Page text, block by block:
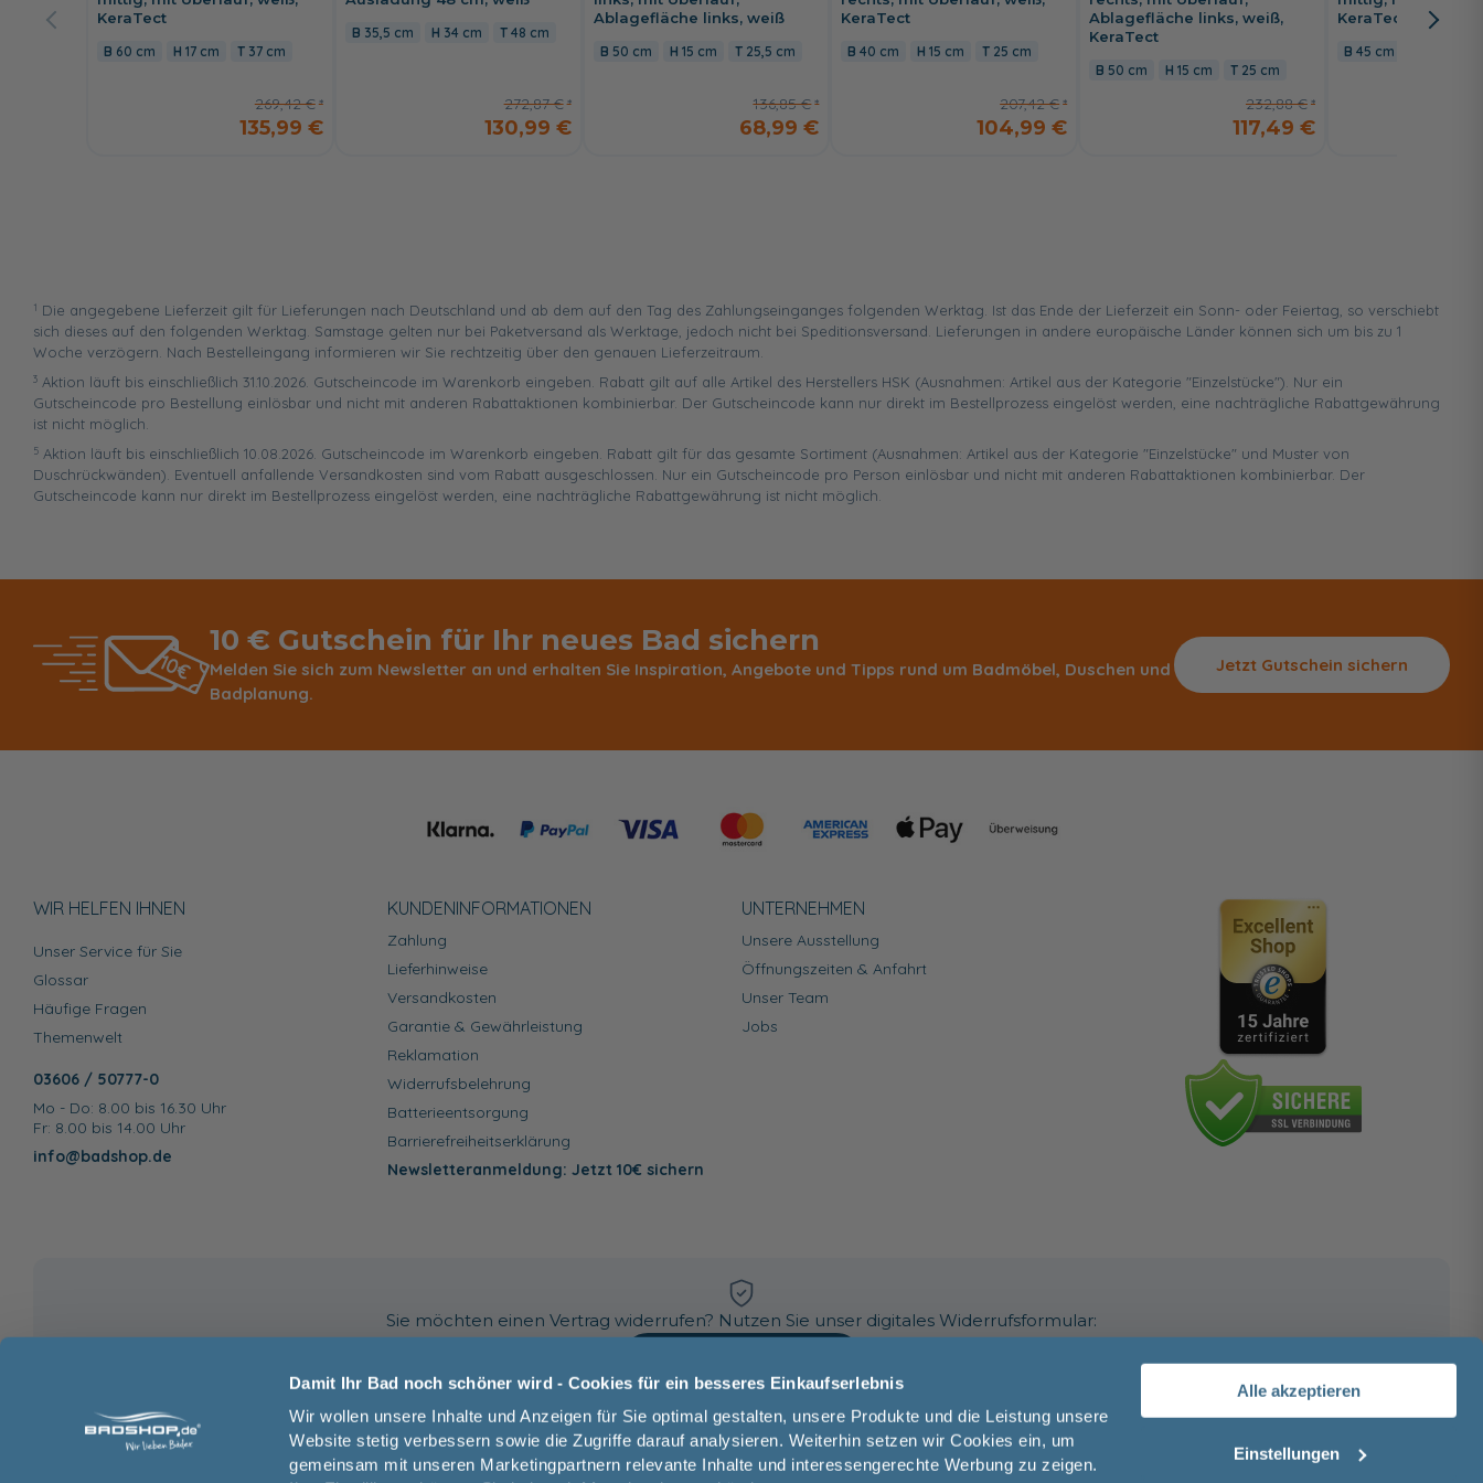
Damit Ihr Bad noch schöner wird - Cookies für ein besseres Einkaufserlebnis
Wir wollen unsere Inhalte und Anzeigen für Sie optimal gestalten, unsere Produkte und die Leistung unsere
Website stetig verbessern sowie die Zugriffe darauf analysieren. Weiterhin setzen wir Cookies ein, um
gemeinsam mit unseren Marketingpartnern relevante Inhalte und interessengerechte Werbung zu zeigen.
Alle akzeptieren
Einstellungen
KeraTect
60 cm 17 cm 37 cm
269,42 €
135,99 €
35,5 cm 34 cm 48 cm
272,87 €
130,99 €
Ablagefläche links, weiß
50 cm 15 cm 25,5 cm
136,85 €
68,99 €
KeraTect
40 cm 15 cm 25 cm
207,42 €
104,99 €
Ablagefläche links, weiß,
KeraTect
50 cm 15 cm 25 cm
232,88 €
117,49 €
KeraTect
45 cm
1 Die angegebene Lieferzeit gilt für Lieferungen nach Deutschland und ab dem auf den Tag des Zahlungseinganges folgenden Werktag. Ist das Ende der Lieferzeit ein Sonn- oder Feiertag, so verschiebt
sich dieses auf den folgenden Werktag. Samstage gelten nur bei Paketversand als Werktage, jedoch nicht bei Speditionsversand. Lieferungen in andere europäische Länder können sich um bis zu 1
Woche verzögern. Nach Bestelleingang informieren wir Sie rechtzeitig über den genauen Lieferzeitraum.
3 Aktion läuft bis einschließlich 31.10.2026. Gutscheincode im Warenkorb eingeben. Rabatt gilt auf alle Artikel des Herstellers HSK (Ausnahmen: Artikel aus der Kategorie "Einzelstücke"). Nur ein
Gutscheincode pro Bestellung einlösbar und nicht mit anderen Rabattaktionen kombinierbar. Der Gutscheincode kann nur direkt im Bestellprozess eingelöst werden, eine nachträgliche Rabattgewährung
ist nicht möglich.
5 Aktion läuft bis einschließlich 10.08.2026. Gutscheincode im Warenkorb eingeben. Rabatt gilt für das gesamte Sortiment (Ausnahmen: Artikel aus der Kategorie "Einzelstücke" und Muster von
Duschrückwänden). Eventuell anfallende Versandkosten sind vom Rabatt ausgeschlossen. Nur ein Gutscheincode pro Person einlösbar und nicht mit anderen Rabattaktionen kombinierbar. Der
Gutscheincode kann nur direkt im Bestellprozess eingelöst werden, eine nachträgliche Rabattgewährung ist nicht möglich.
10 € Gutschein für Ihr neues Bad sichern
Melden Sie sich zum Newsletter an und erhalten Sie Inspiration, Angebote und Tipps rund um Badmöbel, Duschen und
Badplanung.
Jetzt Gutschein sichern
WIR HELFEN IHNEN
Unser Service für Sie
Glossar
Häufige Fragen
Themenwelt
03606 / 50777-0
Mo - Do: 8.00 bis 16.30 Uhr
Fr: 8.00 bis 14.00 Uhr
info@badshop.de
KUNDEN­INFORMATIONEN
Zahlung
Lieferhinweise
Versandkosten
Garantie & Gewährleistung
Reklamation
Widerrufsbelehrung
Batterieentsorgung
Barrierefreiheitserklärung
Newsletteranmeldung: Jetzt 10€ sichern
UNTERNEHMEN
Unsere Ausstellung
Öffnungszeiten & Anfahrt
Unser Team
Jobs
Sie möchten einen Vertrag widerrufen? Nutzen Sie unser digitales Widerrufsformular: